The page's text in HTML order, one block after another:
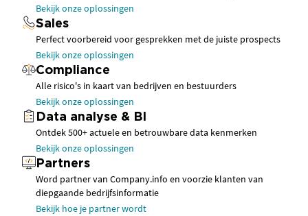
Bekijk onze oplossingen
Sales
Perfect voorbereid voor gesprekken met de juiste prospects
Bekijk onze oplossingen
Compliance
Alle risico's in kaart van bedrijven en bestuurders
Bekijk onze oplossingen
Data analyse & BI
Ontdek 500+ actuele en betrouwbare data kenmerken
Bekijk onze oplossingen
Partners
Word partner van Company.info en voorzie klanten van
diepgaande bedrijfsinformatie
Bekijk hoe je partner wordt